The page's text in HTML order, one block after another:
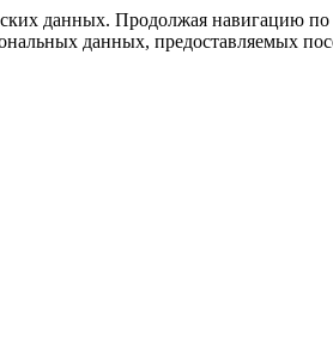
данных. Продолжая навигацию по
данных, предоставляемых